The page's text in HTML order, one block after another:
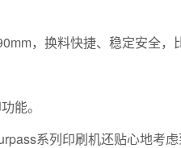
，换料快捷、稳定安全，
能。
系列印刷机还贴心地考